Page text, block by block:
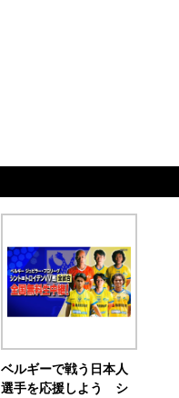
ベルギーで戦う日本人
選手を応援しよう シ